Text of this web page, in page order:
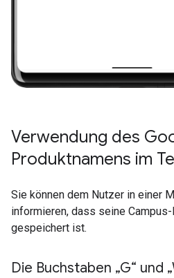
Verwendung des
Produktnamens im
Sie können dem Nutzer in einer
informieren, dass seine
gespeichert ist.
Die Buchstaben „G“ und